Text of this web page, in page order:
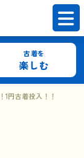
古着を
楽しむ
1円古着投入！！